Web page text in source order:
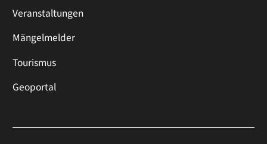
Veranstaltungen
Mängelmelder
Tourismus
Geoportal